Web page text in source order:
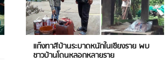
แก๊งทาสีบ้านระบาดหนักในเชียงราย พบ
ชาวบ้านโดนหลอกหลายราย